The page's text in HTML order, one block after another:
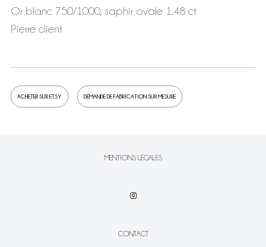
Or blanc 750/1000, saphir ovale 1.48 ct
Pierre client
ACHETER SUR ETSY DEMANDE DE FABRICATION SUR MESURE
MENTIONS LÉGALES
CONTACT